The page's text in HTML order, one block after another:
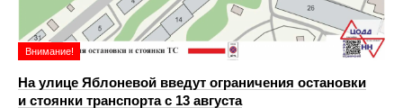
Внимание!
На улице Яблоневой введут ограничения остановки
и стоянки транспорта с 13 августа